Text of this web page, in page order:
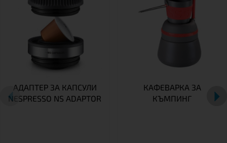
АДАПТЕР ЗА КАПСУЛИ
NESPRESSO NS ADAPTOR
КАФЕВАРКА ЗА
КЪМПИНГ